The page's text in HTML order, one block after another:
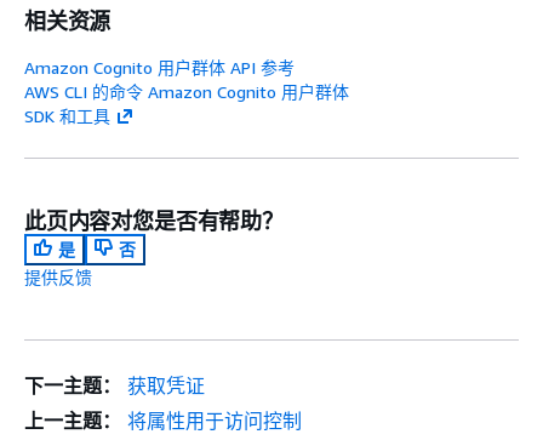
相关资源
Amazon Cognito 用户群体 API 参考
AWS CLI 的命令 Amazon Cognito 用户群体
SDK 和工具
此页内容对您是否有帮助？
是
否
提供反馈
下一主题：
获取凭证
上一主题：
将属性用于访问控制